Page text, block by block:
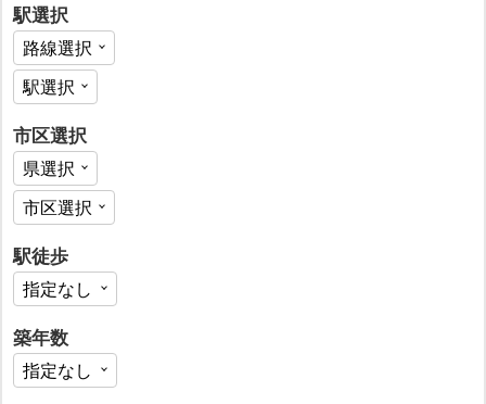
駅選択
市区選択
駅徒歩
築年数